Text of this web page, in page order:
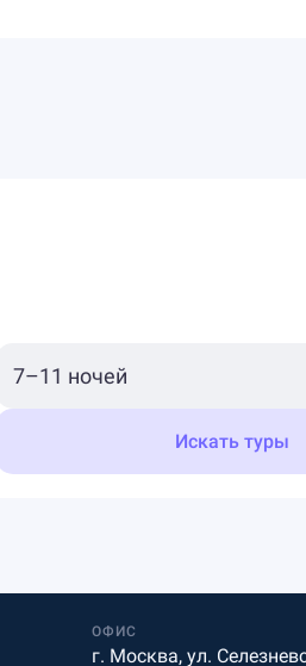
Искать туры
ОФИС
г. Москва, ул.